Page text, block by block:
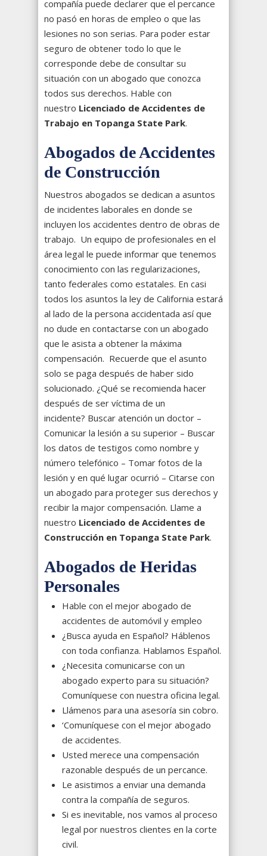
compañía puede declarer que el percance
no pasó en horas de empleo o que las
lesiones no son serias. Para poder estar
seguro de obtener todo lo que le
corresponde debe de consultar su
situación con un abogado que conozca
todos sus derechos. Hable con
nuestro Licenciado de Accidentes de
Trabajo en Topanga State Park.
Abogados de Accidentes
de Construcción
Nuestros abogados se dedican a asuntos
de incidentes laborales en donde se
incluyen los accidentes dentro de obras de
trabajo. Un equipo de profesionales en el
área legal le puede informar que tenemos
conocimiento con las regularizaciones,
tanto federales como estatales. En casi
todos los asuntos la ley de California estará
al lado de la persona accidentada así que
no dude en contactarse con un abogado
que le asista a obtener la máxima
compensación. Recuerde que el asunto
solo se paga después de haber sido
solucionado. ¿Qué se recomienda hacer
después de ser víctima de un
incidente? Buscar atención un doctor –
Comunicar la lesión a su superior – Buscar
los datos de testigos como nombre y
número telefónico – Tomar fotos de la
lesión y en qué lugar ocurrió – Citarse con
un abogado para proteger sus derechos y
recibir la major compensación. Llame a
nuestro Licenciado de Accidentes de
Construcción en Topanga State Park.
Abogados de Heridas
Personales
Hable con el mejor abogado de
accidentes de automóvil y empleo
¿Busca ayuda en Español? Háblenos
con toda confianza. Hablamos Español.
¿Necesita comunicarse con un
abogado experto para su situación?
Comuníquese con nuestra oficina legal.
Llámenos para una asesoría sin cobro.
‘Comuníquese con el mejor abogado
de accidentes.
Usted merece una compensación
razonable después de un percance.
Le asistimos a enviar una demanda
contra la compañía de seguros.
Si es inevitable, nos vamos al proceso
legal por nuestros clientes en la corte
civil.